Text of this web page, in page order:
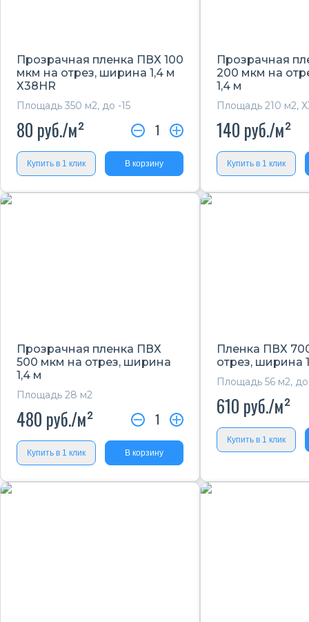
Прозрачная пленка ПВХ 100
мкм на отрез, ширина 1,4 м
Х38HR
Площадь 350 м2, до -15
80 руб./м² 1
Купить в 1 клик В корзину
Прозрачная
200 мкм на
1,4 м
Площадь 210 м2,
140 руб./м²
Купить в 1 клик
Прозрачная пленка ПВХ
500 мкм на отрез, ширина
1,4 м
Площадь 28 м2
480 руб./м² 1
Купить в 1 клик В корзину
Пленка ПВХ
отрез, ширина
Площадь 56 м2, до
610 руб./м²
Купить в 1 клик